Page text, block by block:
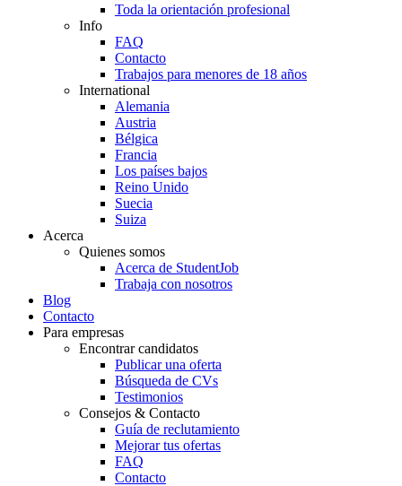
Toda la orientación profesional
Info
FAQ
Contacto
Trabajos para menores de 18 años
International
Alemania
Austria
Bélgica
Francia
Los países bajos
Reino Unido
Suecia
Suiza
Acerca
Quienes somos
Acerca de StudentJob
Trabaja con nosotros
Blog
Contacto
Para empresas
Encontrar candidatos
Publicar una oferta
Búsqueda de CVs
Testimonios
Consejos & Contacto
Guía de reclutamiento
Mejorar tus ofertas
FAQ
Contacto